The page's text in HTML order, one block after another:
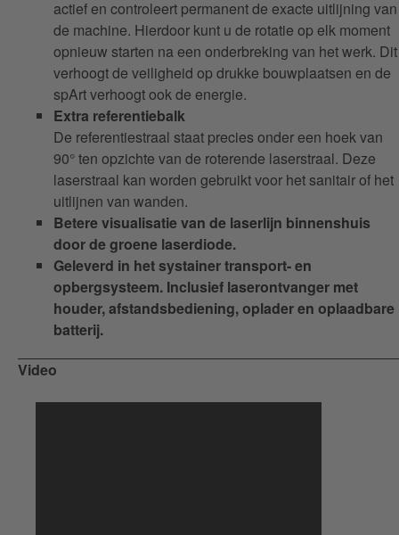
actief en controleert permanent de exacte uitlijning van
de machine. Hierdoor kunt u de rotatie op elk moment
opnieuw starten na een onderbreking van het werk. Dit
verhoogt de veiligheid op drukke bouwplaatsen en de
spArt verhoogt ook de energie.
Extra referentiebalk
De referentiestraal staat precies onder een hoek van
90° ten opzichte van de roterende laserstraal. Deze
laserstraal kan worden gebruikt voor het sanitair of het
uitlijnen van wanden.
Betere visualisatie van de laserlijn binnenshuis
door de groene laserdiode.
Geleverd in het systainer transport- en
opbergsysteem. Inclusief laserontvanger met
houder, afstandsbediening, oplader en oplaadbare
batterij.
Video